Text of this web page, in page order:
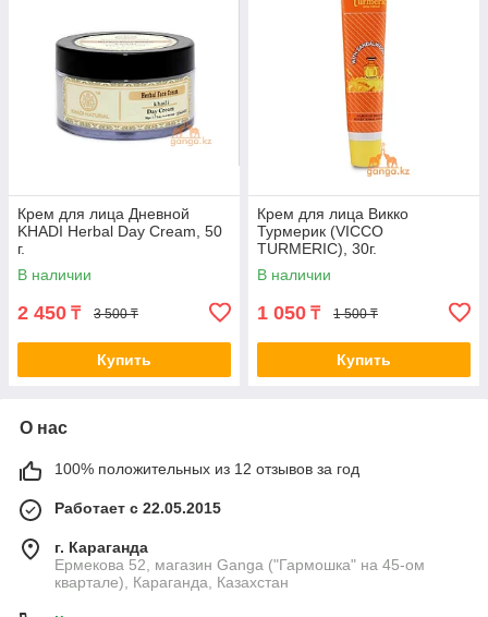
Крем для лица Дневной
KHADI Herbal Day Cream, 50
г.
В наличии
2 450 ₸ 3 500 ₸
Купить
Крем для лица Викко
Турмерик (VICCO
TURMERIC), 30г.
В наличии
1 050 ₸ 1 500 ₸
Купить
О нас
100% положительных из 12 отзывов за год
Работает с 22.05.2015
г. Караганда
Ермекова 52, магазин Ganga ("Гармошка" на 45-ом
квартале), Караганда, Казахстан